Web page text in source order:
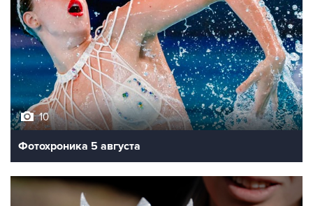
10
Фотохроника 5 августа